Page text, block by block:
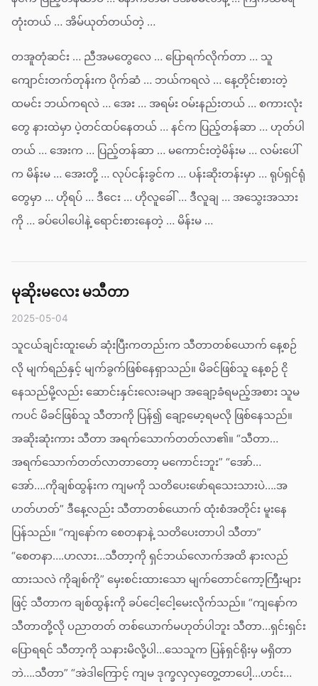
တုံးတယ် … အိမ်ယုတ်တယ်တဲ့ …
တအူတုံဆင်း … ညီအမတွေလေ … ပြောရက်လိုက်တာ … သူ
ကျောင်းတက်တုန်းက ပိုက်ဆံ … ဘယ်ကရလဲ … နေ့တိုင်းစားတဲ့
ထမင်း ဘယ်ကရလဲ … အေး … အရမ်း ဝမ်းနည်းတယ် … စကားလုံး
တွေ နားထဲမှာ ပဲ့တင်ထပ်နေတယ် … နင်က ပြည့်တန်ဆာ … ဟုတ်ပါ
တယ် … အေးက … ပြည့်တန်ဆာ … မကောင်းတဲ့မိန်းမ … လမ်းပေါ်
က မိန်းမ … အေးတို့ … လုပ်ငန်းခွင်က … ပန်းဆိုးတန်းမှာ … ရုပ်ရှင်ရုံ
တွေမှာ … ဟိုရပ် … ဒီငေး … ဟိုလူခေါ် … ဒီလူချ … အသွေးအသား
ကို … ခပ်ပေါပေါနဲ့ ရောင်းစားနေတဲ့ … မိန်းမ …
မုဆိုးမလေး မသီတာ
2025-05-04
သူငယ်ချင်းထူးမော် ဆုံးပြီးကတည်းက သီတာတစ်ယောက် နေ့စဉ်
လို မျက်ရည်နှင့် မျက်ခွက်ဖြစ်နေရှာသည်။ မိခင်ဖြစ်သူ နေ့စဉ် ငို
နေသည်မို့လည်း ဆောင်းနှင်းလေးခမျာ အချော့ခံရမည့်အစား သူမ
ကပင် မိခင်ဖြစ်သူ သီတာကို ပြန်၍ ချော့မော့ရမလို ဖြစ်နေသည်။
အဆိုးဆုံးကား သီတာ အရက်သောက်တတ်လာ၏။ “သီတာ…
အရက်သောက်တတ်လာတာတော့ မကောင်းဘူး” “အော်…
အော်….ကိုချစ်ထွန်းက ကျမကို သတိပေးဖော်ရသေးသားပဲ….အ
ဟတ်ဟတ်” ဒီနေ့လည်း သီတာတစ်ယောက် ထုံးစံအတိုင်း မူးနေ
ပြန်သည်။ “ကျနော်က စေတနာနဲ့ သတိပေးတာပါ သီတာ”
“စေတနာ….ဟလား…သီတာ့ကို ရှင်ဘယ်လောက်အထိ နားလည်
ထားသလဲ ကိုချစ်ကို” မှေးစင်းထားသော မျက်တောင်ကော့ကြီးများ
ဖြင့် သီတာက ချစ်ထွန်းကို ခပ်ငေါ့ငေါ့မေးလိုက်သည်။ “ကျနော်က
သီတာတို့လို ပညာတတ် တစ်ယောက်မဟုတ်ပါဘူး သီတာ…ရှင်းရှင်း
ပြောရရင် သီတာ့ကို သနားမိလို့ပါ…သေသူက ပြန်ရှင်ရိုးမှ မရှိတာ
ဘဲ….သီတာ” “အဲဒါကြောင့် ကျမ ဒုက္ခလှလှတွေ့တာပေါ့…ဟင်း…